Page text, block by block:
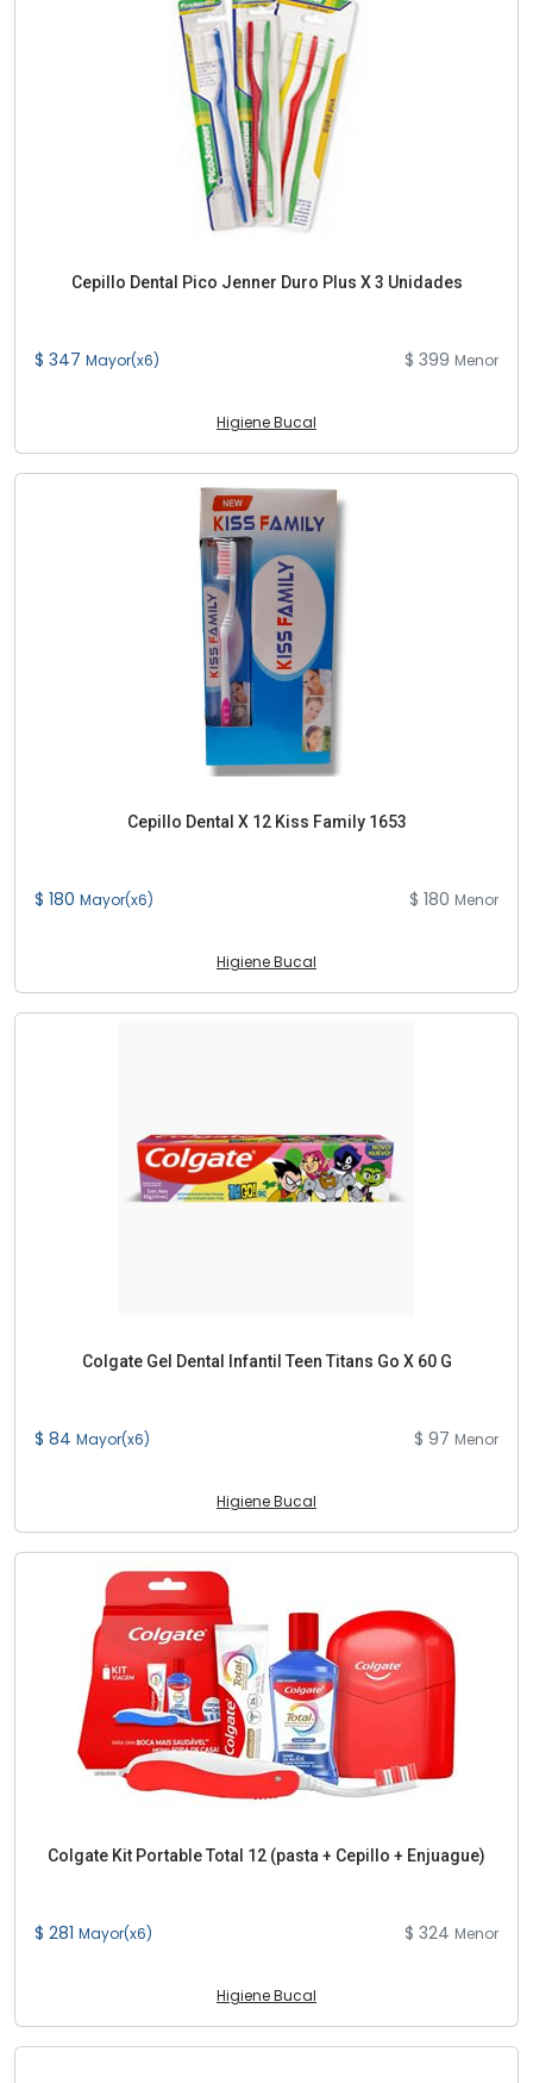
Cepillo Dental Pico Jenner Duro Plus X 3 Unidades
$ 347 Mayor(x6) $ 399 Menor
Higiene Bucal
Cepillo Dental X 12 Kiss Family 1653
$ 180 Mayor(x6) $ 180 Menor
Higiene Bucal
Colgate Gel Dental Infantil Teen Titans Go X 60 G
$ 84 Mayor(x6) $ 97 Menor
Higiene Bucal
Colgate Kit Portable Total 12 (pasta + Cepillo + Enjuague)
$ 281 Mayor(x6) $ 324 Menor
Higiene Bucal